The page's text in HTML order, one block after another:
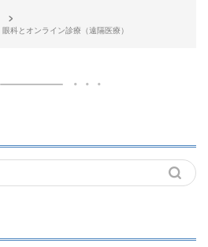
眼科とオンライン診療（遠隔医療）